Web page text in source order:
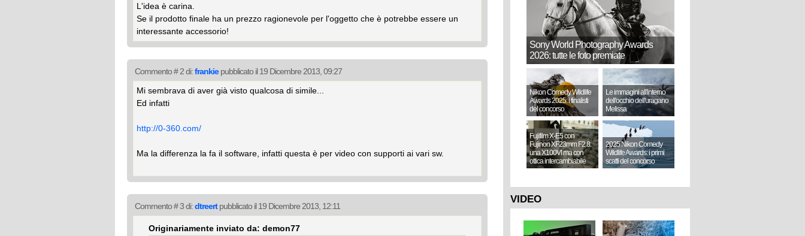
L'idea è carina.
Se il prodotto finale ha un prezzo ragionevole per l'oggetto che è potrebbe essere un
interessante accessorio!
Commento # 2 di:frankiepubblicato il 19 Dicembre 2013, 09:27
Mi sembrava di aver già visto qualcosa di simile...
Ed infatti
http://0-360.com/
Ma la differenza la fa il software, infatti questa è per video con supporti ai vari sw.
Commento # 3 di:dtreertpubblicato il 19 Dicembre 2013, 12:11
Originariamente inviato da: demon77
Sony World Photography Awards
2026: tutte le foto premiate
Nikon Comedy Wildlife
Awards 2025: i finalisti
del concorso
Le immagini all'interno
dell'occhio dell'uragano
Melissa
Fujifilm X-E5 con
Fujinon XF23mm F2.8:
una X100VI ma con
ottica intercambiabile
2025 Nikon Comedy
Wildlife Awards: i primi
scatti del concorso
VIDEO